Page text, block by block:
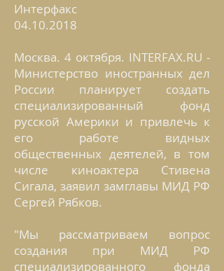
Интерфакс
04.10.2018
Москва. 4 октября. INTERFAX.RU -
Министерство иностранных дел
России планирует создать
специализированный фонд
русской Америки и привлечь к
его работе видных
общественных деятелей, в том
числе киноактера Стивена
Сигала, заявил замглавы МИД РФ
Сергей Рябков.
"Мы рассматриваем вопрос
создания при МИД РФ
специализированного фонда